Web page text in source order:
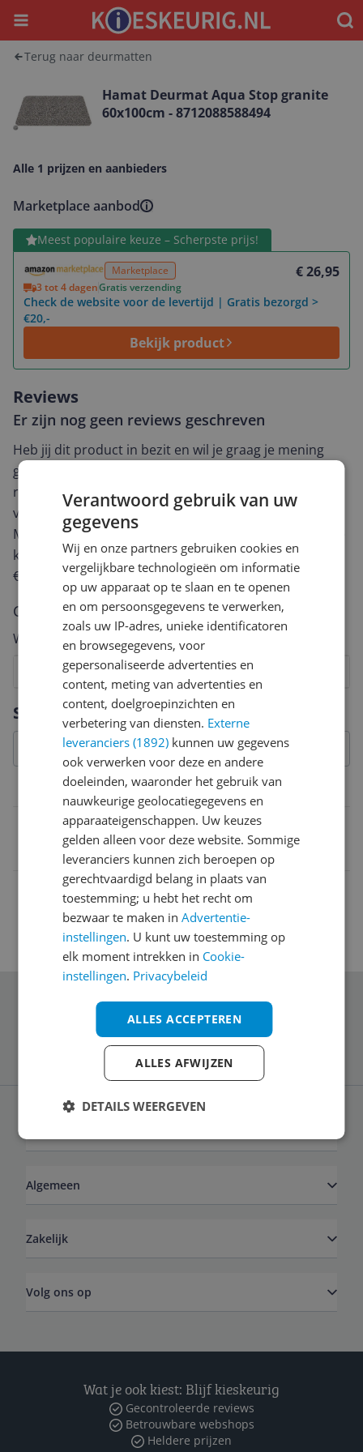
Menu
Terug naar deurmatten
Hamat Deurmat Aqua Stop granite
60x100cm - 8712088588494
Alle 1 prijzen en aanbieders
Marketplace aanbod
Meest populaire keuze – Scherpste prijs!
Marketplace € 26,95
3 tot 4 dagenGratis verzending
Check de website voor de levertijd | Gratis bezorgd >
€20,-
Bekijk product
Bekijk product
Specificaties
Belangrijkste kenmerken
8712088588494
Reviews
Er zijn nog geen reviews geschreven
Heb jij dit product in bezit en wil je graag je mening
geven? Start dan hieronder met het schrijven van je
review. Afhankelijk van de details duurt het schrijven
van een review gemiddeld tussen de 3 en 10 minuten.
Met jouw mening help je andere bezoekers een betere
keuze te maken én maak je iedere maand kans op
€250,-!
Klik hier voor de actievoorwaarden.
Cijfer
Welk cijfer geef jij dit product?
7
6
5
4
3
2
Vraag 1 van 4
Schrijf je in voor onze nieuwsbrief
Algemeen
Zakelijk
Volg ons op
Wat je ook kiest: Blijf kieskeurig
Gecontroleerde reviews
Betrouwbare webshops
Heldere prijzen
Verantwoord gebruik van uw
gegevens
Wij en onze partners gebruiken cookies en
vergelijkbare technologieën om informatie
op uw apparaat op te slaan en te openen
en om persoonsgegevens te verwerken,
zoals uw IP-adres, unieke identificatoren
en browsegegevens, voor
gepersonaliseerde advertenties en
content, meting van advertenties en
content, doelgroepinzichten en
verbetering van diensten. Externe
leveranciers (1892) kunnen uw gegevens
ook verwerken voor deze en andere
doeleinden, waaronder het gebruik van
nauwkeurige geolocatiegegevens en
apparaateigenschappen. Uw keuzes
gelden alleen voor deze website. Sommige
leveranciers kunnen zich beroepen op
gerechtvaardigd belang in plaats van
toestemming; u hebt het recht om
bezwaar te maken inAdvertentie-
instellingen. U kunt uw toestemming op
elk moment intrekken in Cookie-
instellingen. Privacybeleid
ALLES ACCEPTEREN
ALLES AFWIJZEN
DETAILS WEERGEVEN